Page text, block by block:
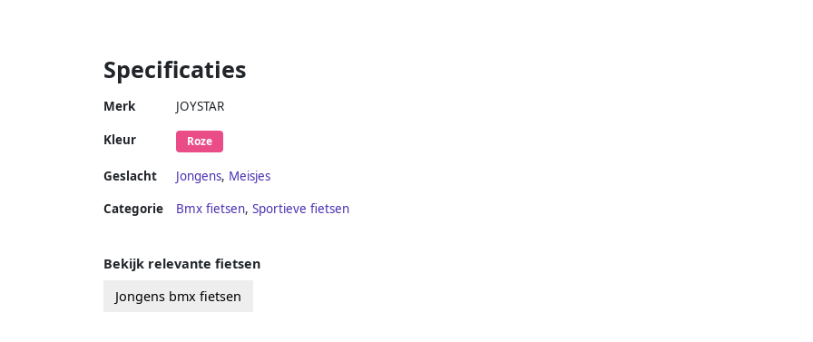
Specificaties
Merk JOYSTAR
Kleur Roze
Geslacht Jongens, Meisjes
Categorie
Bmx fietsen, Sportieve fietsen
Bekijk relevante fietsen
Jongens bmx fietsen